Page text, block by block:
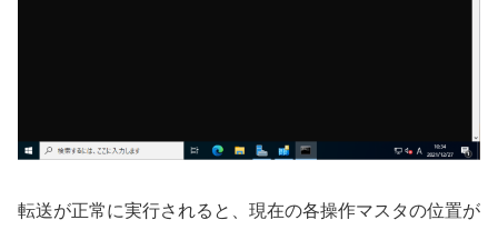
転送が正常に実行されると、現在の各操作マスタの位置が